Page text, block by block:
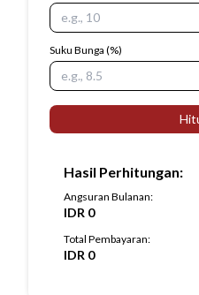
Suku Bunga (%)
Hasil Perhitungan:
Angsuran Bulanan:
IDR 0
Total Pembayaran:
IDR 0